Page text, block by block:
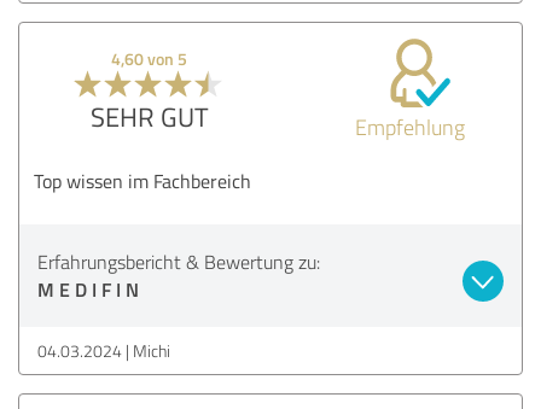
4,60 von 5
SEHR GUT Empfehlung
Top wissen im Fachbereich
Erfahrungsbericht & Bewertung zu:
M E D I F I N
04.03.2024 Michi